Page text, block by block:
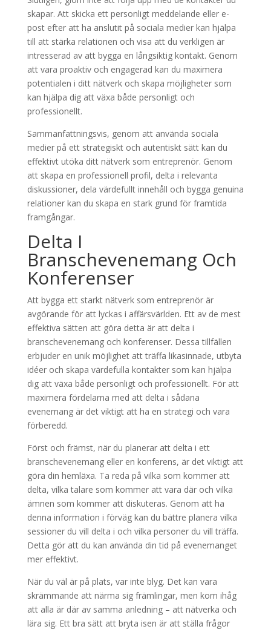
skapar. Att skicka ett personligt meddelande eller e-
post efter att ha anslutit på sociala medier kan hjälpa
till att stärka relationen och visa att du verkligen är
intresserad av att bygga en långsiktig kontakt. Genom
att vara proaktiv och engagerad kan du maximera
potentialen i ditt nätverk och skapa möjligheter som
kan hjälpa dig att växa både personligt och
professionellt.
Sammanfattningsvis, genom att använda sociala
medier på ett strategiskt och autentiskt sätt kan du
effektivt utöka ditt nätverk som entreprenör. Genom
att skapa en professionell profil, delta i relevanta
diskussioner, dela värdefullt innehåll och bygga genuina
relationer kan du skapa en stark grund för framtida
framgångar.
Delta I
Branschevenemang Och
Konferenser
Att bygga ett starkt nätverk som entreprenör är
avgörande för att lyckas i affärsvärlden. Ett av de mest
effektiva sätten att göra detta är att delta i
branschevenemang och konferenser. Dessa tillfällen
erbjuder en unik möjlighet att träffa likasinnade, utbyta
idéer och skapa värdefulla kontakter som kan hjälpa
dig att växa både personligt och professionellt. För att
maximera fördelarna med att delta i sådana
evenemang är det viktigt att ha en strategi och vara
förberedd.
Först och främst, när du planerar att delta i ett
branschevenemang eller en konferens, är det viktigt att
göra din hemläxa. Ta reda på vilka som kommer att
delta, vilka talare som kommer att vara där och vilka
ämnen som kommer att diskuteras. Genom att ha
denna information i förväg kan du bättre planera vilka
sessioner du vill delta i och vilka personer du vill träffa.
Detta gör att du kan använda din tid på evenemanget
mer effektivt.
När du väl är på plats, var inte blyg. Det kan vara
skrämmande att närma sig främlingar, men kom ihåg
att alla är där av samma anledning – att nätverka och
lära sig. Ett bra sätt att bryta isen är att ställa frågor